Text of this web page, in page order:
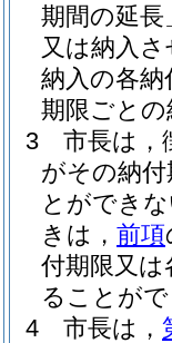
期間の延
又は納入
納入の各納
期限ごと
3
市長は，
がその納
とができ
きは， 前項
付期限又
ることが
4
市長は，